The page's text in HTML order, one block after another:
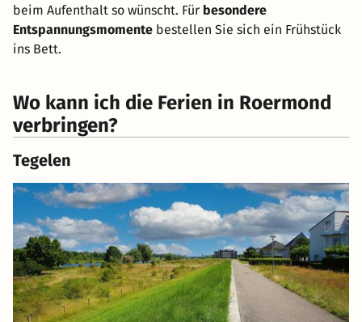
beim Aufenthalt so wünscht. Für besondere
Entspannungsmomente bestellen Sie sich ein Frühstück
ins Bett.
Wo kann ich die Ferien in Roermond
verbringen?
Tegelen